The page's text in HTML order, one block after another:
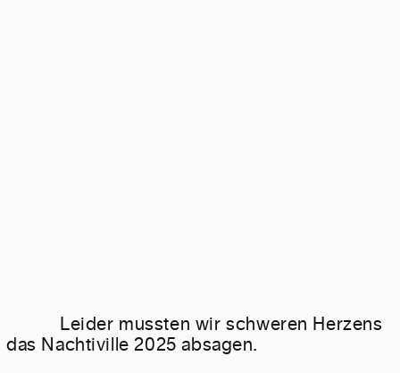
Leider mussten wir schweren Herzens
das Nachtiville 2025 absagen.